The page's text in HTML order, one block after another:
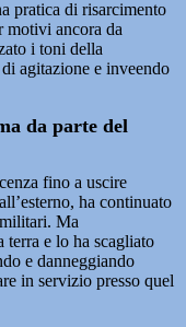
pratica di risarcimento
motivi ancora da
i toni della
agitazione e inveendo
da parte del
fino a uscire
ha continuato
Ma
terra e lo ha scagliato
e danneggiando
in servizio presso quel